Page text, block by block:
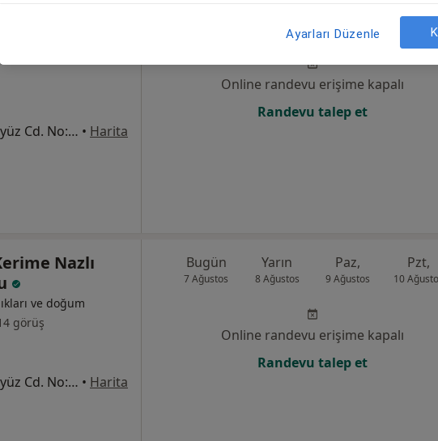
Şalk
ve doğum
görüş
Şehit, Kızılırmak, M. Fethi Akyüz Cd. No: 8Merkez/Sivas, Sivas • Harita
8 Ağustos 9 Ağustos 10
Online randevu erişime kapalı
Randevu talep et
Nazlı
ve doğum
görüş
Şehit, Kızılırmak, M. Fethi Akyüz Cd. No: 8Merkez/Sivas, Sivas • Harita
Bugün
7 Ağustos
Yarın
8 Ağustos
Paz,
9 Ağustos
Pzt,
10
Online randevu erişime kapalı
Randevu talep et
Ayarları Düzenle